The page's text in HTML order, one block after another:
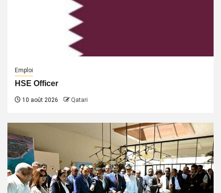
Emploi
HSE Officer
10 août 2026 Qatari